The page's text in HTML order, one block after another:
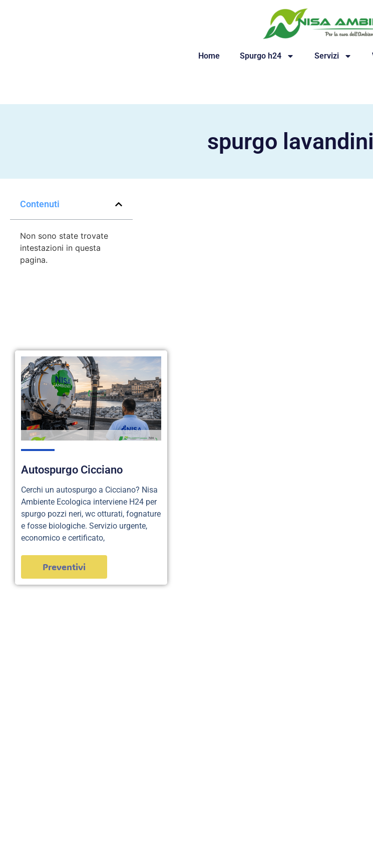
Home Spurgo h24 Servizi
spurgo
Contenuti
Non sono state trovate
intestazioni in questa
pagina.
Autospurgo Cicciano
Cerchi un autospurgo a Cicciano? Nisa
Ambiente Ecologica interviene H24 per
spurgo pozzi neri, wc otturati, fognature
e fosse biologiche. Servizio urgente,
economico e certificato,
Preventivi